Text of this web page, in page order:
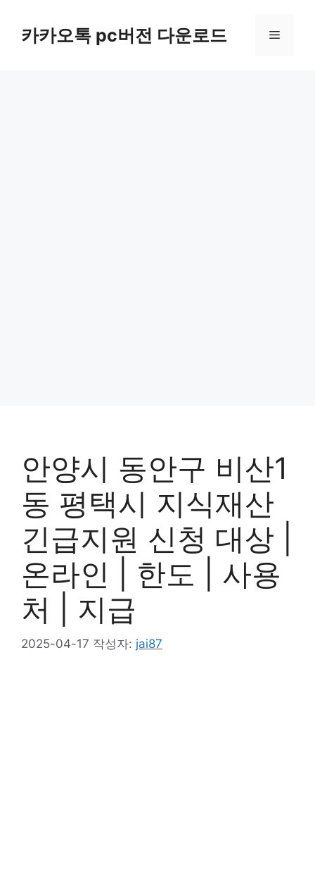
카카오톡 pc버전 다운로드 메
안양시 동안구 비산1
동 평택시 지식재산
긴급지원 신청 대상 |
온라인 | 한도 | 사용
처 | 지급
2025-04-17 작성자: jai87